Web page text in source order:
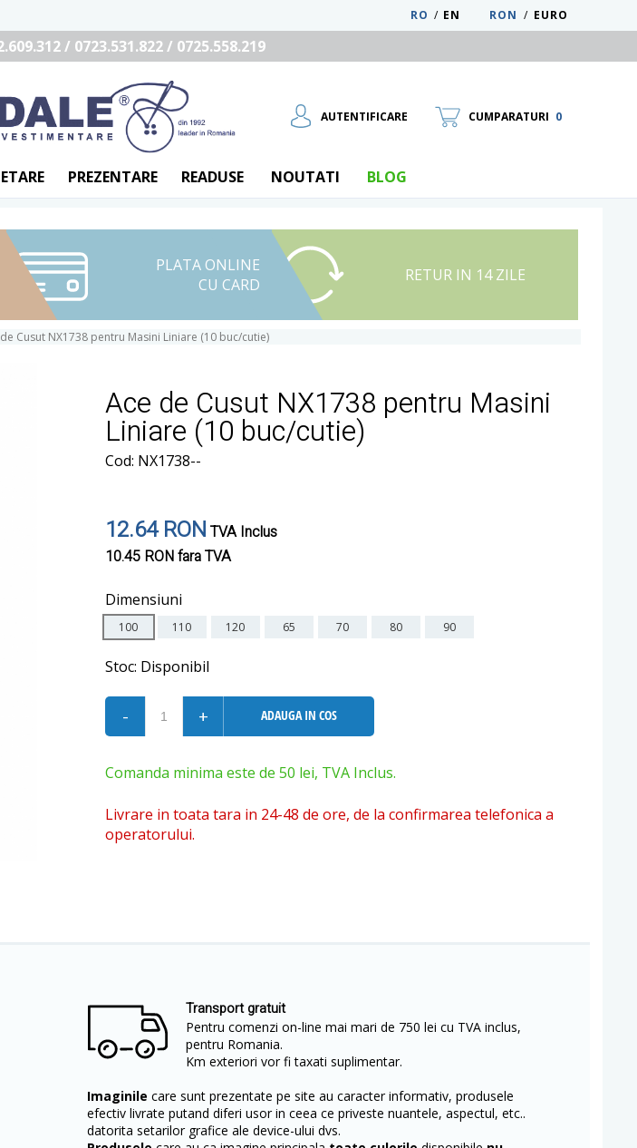
RON / EURO
EN
/
RO
/ 0723.531.822 / 0725.558.219
AUTENTIFICARE
UTILIZATOR NOU
RECUPEREAZA PAROLA
CUMPARATURI 0
PREZENTARE READUSE NOUTATI BLOG
PLATA ONLINE
CU CARD
RETUR IN 14 ZILE
Cusut NX1738 pentru Masini Liniare (10 buc/cutie)
Ace de Cusut NX1738 pentru Masini
Liniare (10 buc/cutie)
Cod: NX1738--
12.64 RON TVA Inclus
10.45 RONfara TVA
Dimensiuni
100 110 120 65 70 80 90
Stoc: Disponibil
- + ADAUGA IN COS
Comanda minima este de 50 lei, TVA Inclus.
Livrare in toata tara in 24-48 de ore, de la confirmarea telefonica a
operatorului.
Transport gratuit
Pentru comenzi on-line mai mari de 750 lei cu TVA inclus,
pentru Romania.
Km exteriori vor fi taxati suplimentar.
Imaginile care sunt prezentate pe site au caracter informativ, produsele
efectiv livrate putand diferi usor in ceea ce priveste nuantele, aspectul, etc..
datorita setarilor grafice ale device-ului dvs.